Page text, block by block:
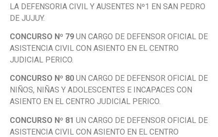
LA DEFENSORIA CIVIL Y AUSENTES Nº1 EN SAN PEDRO
DE JUJUY.
CONCURSO Nº 79 UN CARGO DE DEFENSOR OFICIAL DE
ASISTENCIA CIVIL CON ASIENTO EN EL CENTRO
JUDICIAL PERICO.
CONCURSO Nº 80 UN CARGO DE DEFENSOR OFICIAL DE
NIÑOS, NIÑAS Y ADOLESCENTES E INCAPACES CON
ASIENTO EN EL CENTRO JUDICIAL PERICO.
CONCURSO Nº 81 UN CARGO DE DEFENSOR OFICIAL DE
ASISTENCIA CIVIL CON ASIENTO EN EL CENTRO